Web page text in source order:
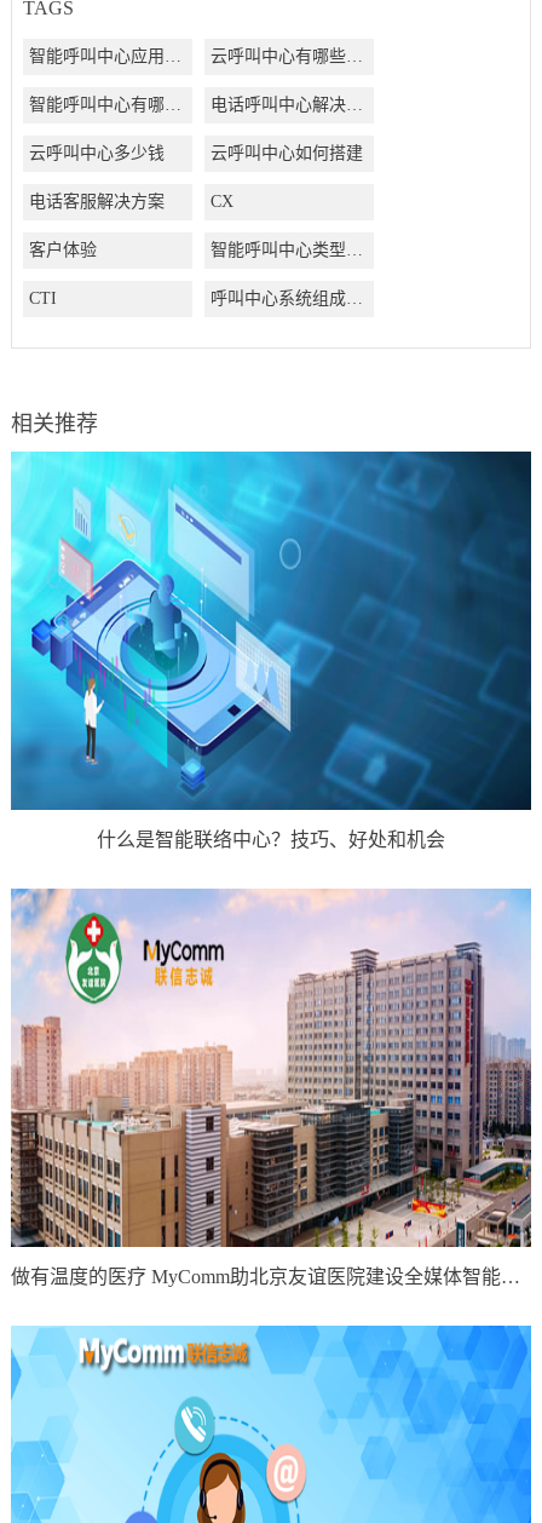
TAGS
云呼叫中心有哪些好处
智能呼叫中心有哪些好处 电话呼叫中心解决方案
云呼叫中心多少钱 云呼叫中心如何搭建
电话客服解决方案 CX
客户体验
CTI 呼叫中心系统组成结构有哪些
相关推荐
什么是智能联络中心？技巧、好处和机会
做有温度的医疗 MyComm助北京友谊医院建设全媒体智能呼叫中心系统